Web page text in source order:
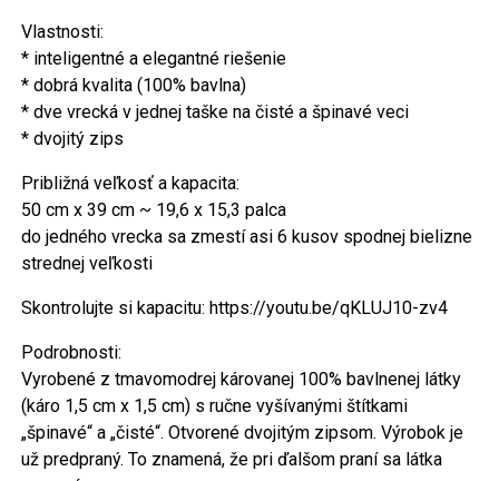
Vlastnosti:
* inteligentné a elegantné riešenie
* dobrá kvalita (100% bavlna)
* dve vrecká v jednej taške na čisté a špinavé veci
* dvojitý zips
Približná veľkosť a kapacita:
50 cm x 39 cm ~ 19,6 x 15,3 palca
do jedného vrecka sa zmestí asi 6 kusov spodnej bielizne
strednej veľkosti
Skontrolujte si kapacitu: https://youtu.be/qKLUJ10-zv4
Podrobnosti:
Vyrobené z tmavomodrej károvanej 100% bavlnenej látky
(káro 1,5 cm x 1,5 cm) s ručne vyšívanými štítkami
„špinavé“ a „čisté“. Otvorené dvojitým zipsom. Výrobok je
už predpraný. To znamená, že pri ďalšom praní sa látka